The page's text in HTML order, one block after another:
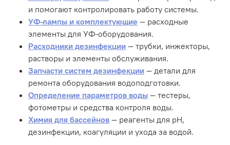
и помогают контролировать работу системы.
УФ-лампы и комплектующие — расходные
элементы для УФ-оборудования.
Расходники дезинфекции — трубки, инжекторы,
растворы и элементы обслуживания.
Запчасти систем дезинфекции — детали для
ремонта оборудования водоподготовки.
Определение параметров воды — тестеры,
фотометры и средства контроля воды.
Химия для бассейнов — реагенты для pH,
дезинфекции, коагуляции и ухода за водой.